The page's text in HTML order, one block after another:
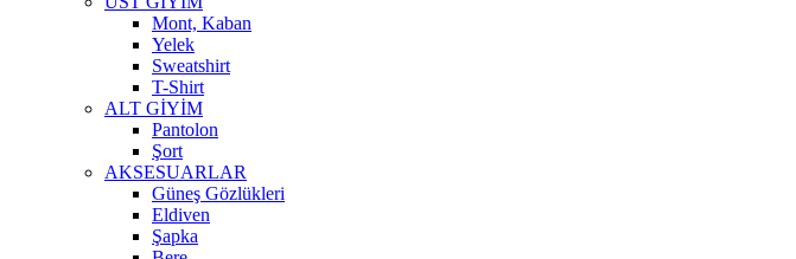
Mont, Kaban
Yelek
Sweatshirt
T-Shirt
ALT GİYİM
Pantolon
Şort
AKSESUARLAR
Güneş Gözlükleri
Eldiven
Şapka